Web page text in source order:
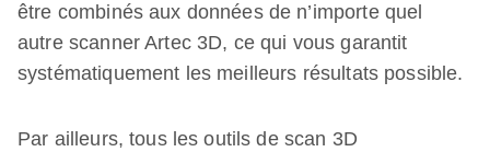
être combinés aux données de n’importe quel
autre scanner Artec 3D, ce qui vous garantit
systématiquement les meilleurs résultats possible.
Par ailleurs, tous les outils de scan 3D